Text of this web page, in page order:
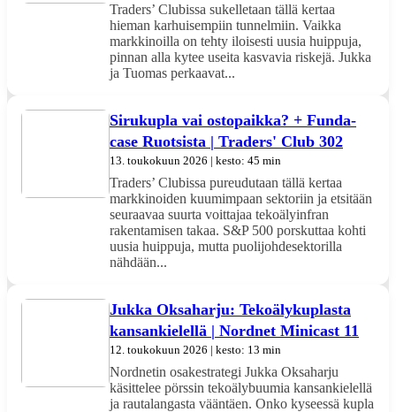
Traders’ Clubissa sukelletaan tällä kertaa
hieman karhuisempiin tunnelmiin. Vaikka
markkinoilla on tehty iloisesti uusia huippuja,
pinnan alla kytee useita kasvavia riskejä. Jukka
ja Tuomas perkaavat...
Sirukupla vai ostopaikka? + Funda-
case Ruotsista | Traders' Club 302
13. toukokuun 2026 | kesto: 45 min
Traders’ Clubissa pureudutaan tällä kertaa
markkinoiden kuumimpaan sektoriin ja etsitään
seuraavaa suurta voittajaa tekoälyinfran
rakentamisen takaa. S&P 500 porskuttaa kohti
uusia huippuja, mutta puolijohdesektorilla
nähdään...
Jukka Oksaharju: Tekoälykuplasta
kansankielellä | Nordnet Minicast 11
12. toukokuun 2026 | kesto: 13 min
Nordnetin osakestrategi Jukka Oksaharju
käsittelee pörssin tekoälybuumia kansankielellä
ja rautalangasta vääntäen. Onko kyseessä kupla